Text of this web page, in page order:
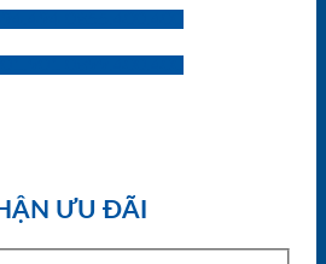
ƯU ĐÃI